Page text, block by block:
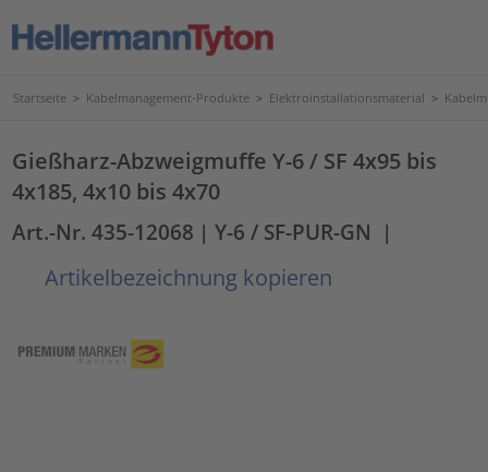
Startseite > Kabelmanagement-Produkte > Elektroinstallationsmaterial >
Gießharz-Abzweigmuffe Y-6 / SF 4x95 bis
4x185, 4x10 bis 4x70
Art.-Nr. 435-12068 | Y-6 / SF-PUR-GN |
Artikelbezeichnung kopieren